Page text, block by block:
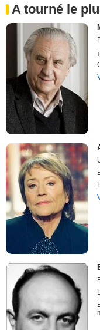
A tourné le